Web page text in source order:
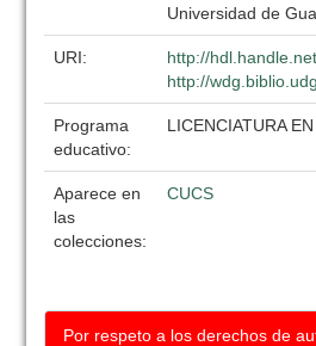
Universidad de
URI:
http://
http://
Programa
educativo:
LICENCIATURA
Aparece en
las
colecciones:
CUCS
Por respeto a los derechos de